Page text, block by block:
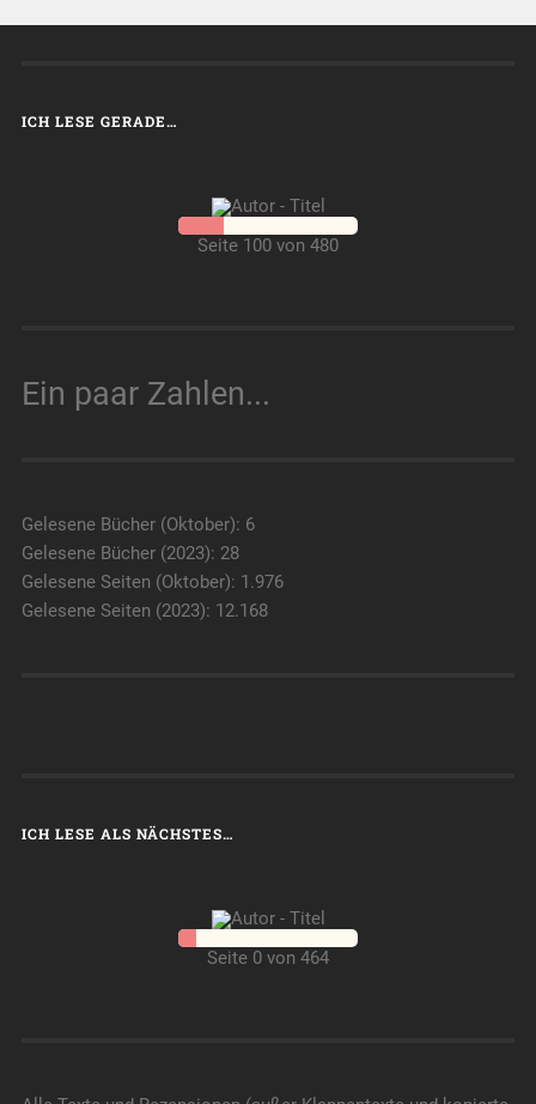
ICH LESE GERADE…
Seite 100 von 480
Ein paar Zahlen...
Gelesene Bücher (Oktober): 6
Gelesene Bücher (2023): 28
Gelesene Seiten (Oktober): 1.976
Gelesene Seiten (2023): 12.168
ICH LESE ALS NÄCHSTES…
Seite 0 von 464